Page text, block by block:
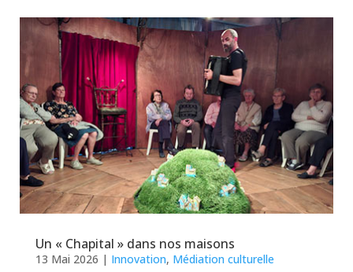
Un « Chapital » dans nos maisons
13 Mai 2026 | Innovation, Médiation culturelle